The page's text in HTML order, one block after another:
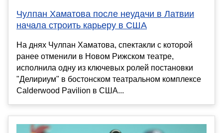
Чулпан Хаматова после неудачи в Латвии
начала строить карьеру в США
На днях Чулпан Хаматова, спектакли с которой
ранее отменили в Новом Рижском театре,
исполнила одну из ключевых ролей постановки
"Делириум" в бостонском театральном комплексе
Calderwood Pavilion в США...